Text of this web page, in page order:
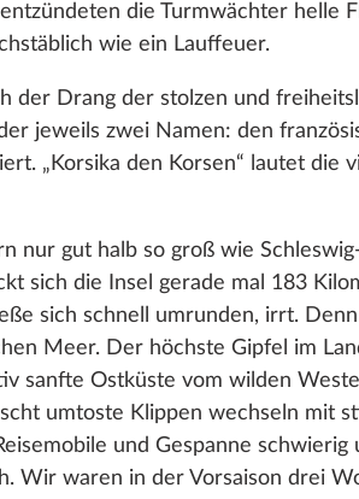
die Turmwächter helle
wie ein Lauffeuer.
der Drang der stolzen und
jeweils zwei Namen: den
„Korsika den Korsen“ lautet die
nur gut halb so groß wie
sich die Insel gerade mal 183
sich schnell umrunden, irrt.
Meer. Der höchste Gipfel im
sanfte Ostküste vom wilden
umtoste Klippen wechseln mit
und Gespanne
Wir waren in der Vorsaison drei